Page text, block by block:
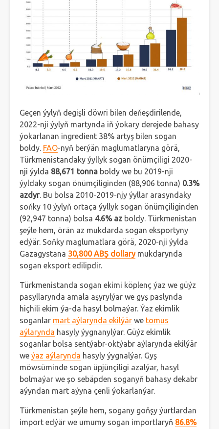
Geçen ýylyň degişli döwri bilen deňeşdirilende,
2022-nji ýylyň martynda iň ýokary derejede bahasy
ýokarlanan ingredient 38% artyş bilen sogan
boldy. FAO-nyň berýän maglumatlaryna görä,
Türkmenistandaky ýyllyk sogan önümçiligi 2020-
nji ýylda 88,671 tonna boldy we bu 2019-nji
ýyldaky sogan önümçiliginden (88,906 tonna) 0.3%
azdyr. Bu bolsa 2010-2019-njy ýyllar arasyndaky
soňky 10 ýylyň ortaça ýyllyk sogan önümçiliginden
(92,947 tonna) bolsa 4.6% az boldy. Türkmenistan
şeýle hem, örän az mukdarda sogan eksportyny
edýär. Soňky maglumatlara görä, 2020-nji ýylda
Gazagystana 30,800 ABŞ dollarymukdarynda
sogan eksport edilipdir.
Türkmenistanda sogan ekimi köplenç ýaz we güýz
pasyllarynda amala aşyrylýar we gyş paslynda
hiçhili ekim ýa-da hasyl bolmaýar. Ýaz ekimlik
soganlar mart aýlarynda ekilýär we tomus
aýlarynda hasyly ýygnanylýar. Güýz ekimlik
soganlar bolsa sentýabr-oktýabr aýlarynda ekilýär
we ýaz aýlarynda hasyly ýygnalýar. Gyş
möwsüminde sogan üpjünçiligi azalýar, hasyl
bolmaýar we şo sebäpden soganyň bahasy dekabr
aýyndan mart aýyna çenli ýokarlanýar.
Türkmenistan şeýle hem, sogany goňşy ýurtlardan
import edýär we umumy sogan importlaryň 86.8%